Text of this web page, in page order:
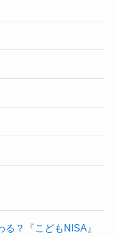
？『こどもNISA』